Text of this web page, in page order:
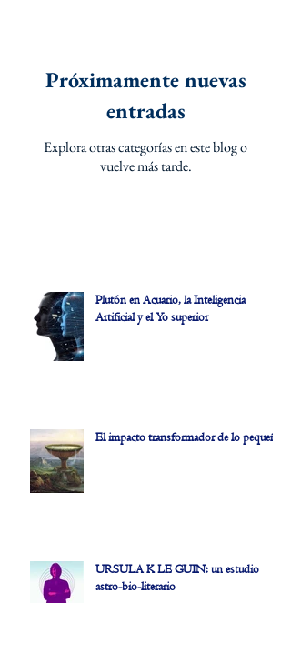
Próximamente nuevas
entradas
Explora otras categorías en este blog o
vuelve más tarde.
Plutón en Acuario, la Inteligencia
Artificial y el Yo superior
El impacto transformador de lo pequeño
URSULA K LE GUIN: un estudio
astro-bio-literario